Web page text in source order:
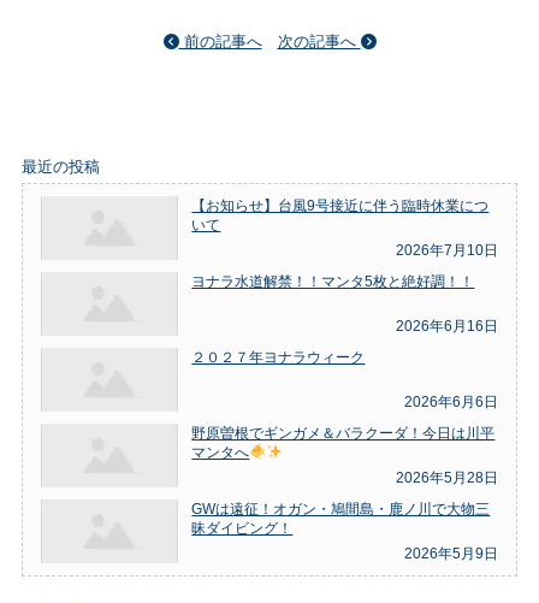
前の記事へ 次の記事へ
最近の投稿
【お知らせ】台風9号接近に伴う臨時休業につ
いて
2026年7月10日
ヨナラ水道解禁！！マンタ5枚と絶好調！！
2026年6月16日
２０２７年ヨナラウィーク
2026年6月6日
野原曽根でギンガメ＆バラクーダ！今日は川平
マンタへ
2026年5月28日
GWは遠征！オガン・鳩間島・鹿ノ川で大物三
昧ダイビング！
2026年5月9日